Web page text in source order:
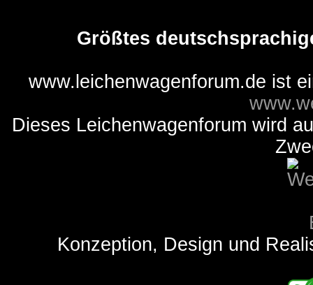
Größtes
www.leichenwagenforum.de ist
Dieses Leichenwagenforum wird
Konzeption, Design und